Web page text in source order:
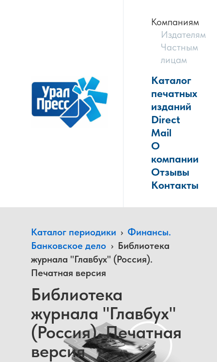
Компаниям
Издателям
Частным
лицам
Каталог
печатных
изданий
Direct
Mail
О
компании
Отзывы
Контакты
Каталог периодики › Финансы.
Банковское дело › Библиотека
журнала "Главбух" (Россия).
Печатная версия
Библиотека
журнала "Главбух"
(Россия). Печатная
версия